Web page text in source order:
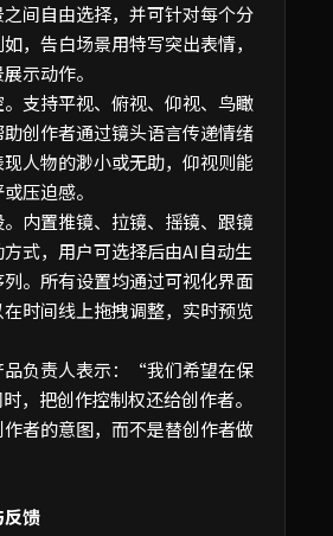
间自由选择，并可针对每个分
，告白场景用特写突出表情，
示动作。
支持平视、俯视、仰视、鸟瞰
创作者通过镜头语言传递情绪
人物的渺小或无助，仰视则能
压迫感。
内置推镜、拉镜、摇镜、跟镜
式，用户可选择后由AI自动生
。所有设置均通过可视化界面
时间线上拖拽调整，实时预览
品负责人表示：“我们希望在保
，把创作控制权还给创作者。
者的意图，而不是替创作者做
反馈